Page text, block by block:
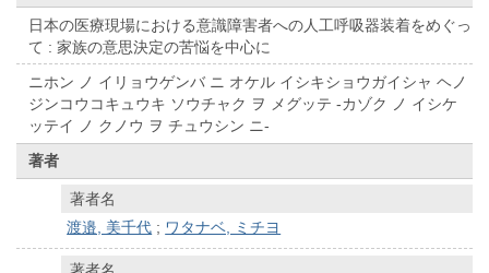
日本の医療現場における意識障害者への人工呼吸器装着をめぐっ
て : 家族の意思決定の苦悩を中心に
ニホン ノ イリョウゲンバ ニ オケル イシキショウガイシャ ヘノ
ジンコウコキュウキ ソウチャク ヲ メグッテ -カゾク ノ イシケ
ッテイ ノ クノウ ヲ チュウシン ニ-
著者
著者名
渡邉, 美千代 ; ワタナベ, ミチヨ
著者名